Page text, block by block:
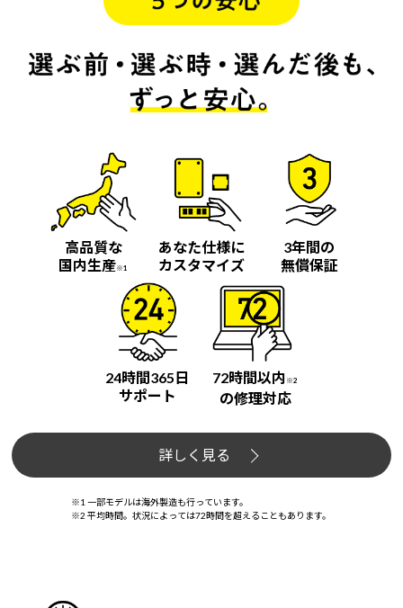
高品質な
国内生産※1
あなた仕様に
カスタマイズ
3年間の
無償保証
24時間365日
サポート
72時間以内 ※2
の修理対応
詳しく見る
※1 一部モデルは海外製造も行っています。
※2 平均時間。状況によっては72時間を超えることもあります。